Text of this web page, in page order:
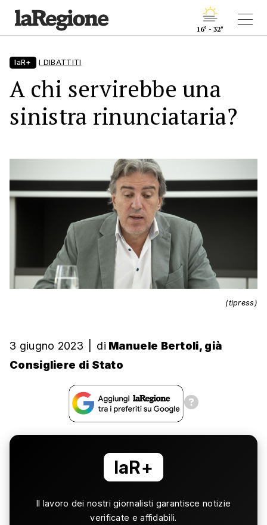
16° - 32°
laR+ I DIBATTITI
A chi servirebbe una
sinistra rinunciataria?
(tipress)
3 giugno 2023 di Manuele Bertoli, già
Consigliere di Stato
laR+
Il lavoro dei nostri giornalisti garantisce notizie
verificate e affidabili.